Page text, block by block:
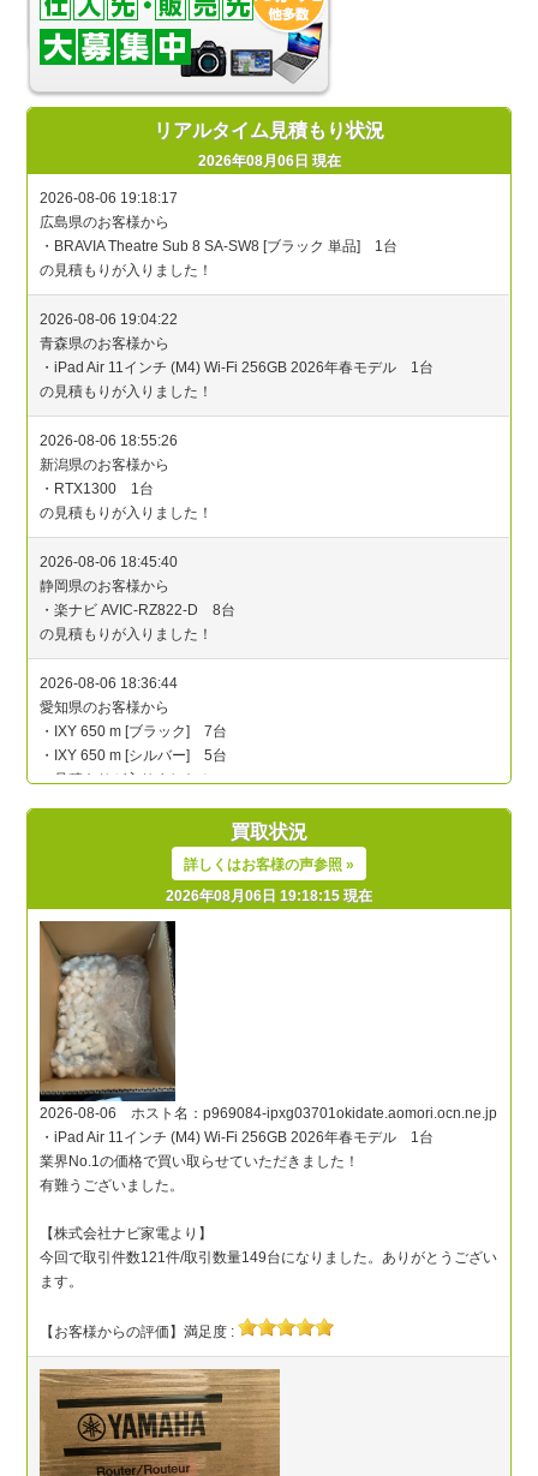
リアルタイム見積もり状況
2026年08月06日 現在
買取状況
詳しくはお客様の声参照 »
2026年08月06日 19:18:15 現在